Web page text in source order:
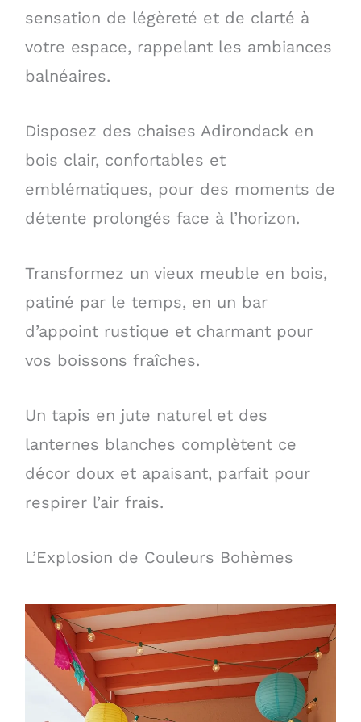
sensation de légèreté et de clarté à
votre espace, rappelant les ambiances
balnéaires.
Disposez des chaises Adirondack en
bois clair, confortables et
emblématiques, pour des moments de
détente prolongés face à l’horizon.
Transformez un vieux meuble en bois,
patiné par le temps, en un bar
d’appoint rustique et charmant pour
vos boissons fraîches.
Un tapis en jute naturel et des
lanternes blanches complètent ce
décor doux et apaisant, parfait pour
respirer l’air frais.
L’Explosion de Couleurs Bohèmes